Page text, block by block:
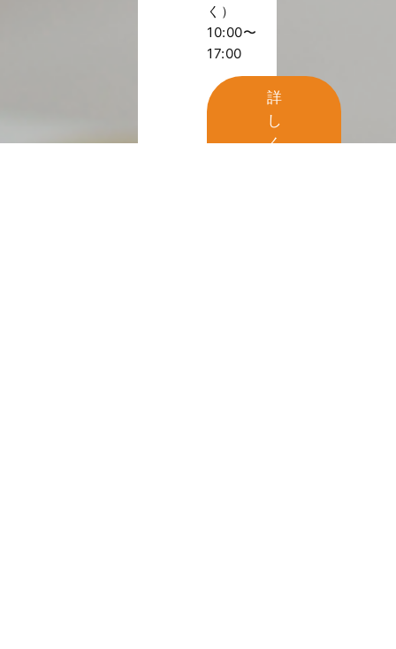
く）
10:00〜
17:00
詳
し
く